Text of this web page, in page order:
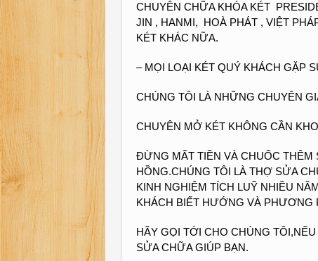
CHUYÊN CHỮA KHÓA KÉT
JIN , HANMI, HOÀ PHÁT , VIỆT
KÉT KHÁC NỮA.
– MỌI LOẠI KÉT QUÝ KHÁCH GẶP
CHÚNG TÔI LÀ NHỮNG CHUYÊN
CHUYÊN MỞ KÉT KHÔNG CẦN
ĐỪNG MẤT TIỀN VÀ CHUỐC
HỒNG.CHÚNG TÔI LÀ THỢ SỬA
KINH NGHIỆM TÍCH LUỸ NHIỀU
KHÁCH BIẾT HƯỚNG VÀ PHƯƠNG
HÃY GỌI TỚI CHO CHÚNG
SỬA CHỮA GIÚP BẠN.